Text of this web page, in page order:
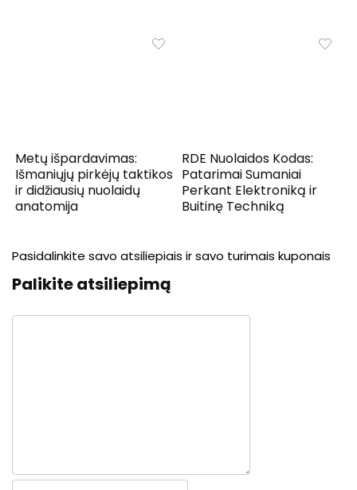
Metų išpardavimas:
Išmaniųjų pirkėjų taktikos
ir didžiausių nuolaidų
anatomija
RDE Nuolaidos Kodas:
Patarimai Sumaniai
Perkant Elektroniką ir
Buitinę Techniką
Pasidalinkite savo atsiliepiais ir savo turimais kuponais
Palikite atsiliepimą